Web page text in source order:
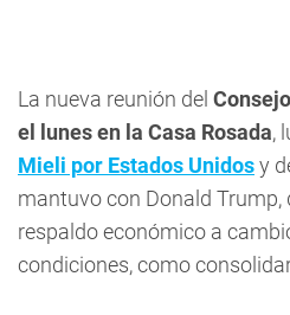
La nueva reunión del
el lunes en la Casa Rosada,
Mieli por Estados Unidosy
mantuvo con Donald Trump,
respaldo económico a
condiciones, como